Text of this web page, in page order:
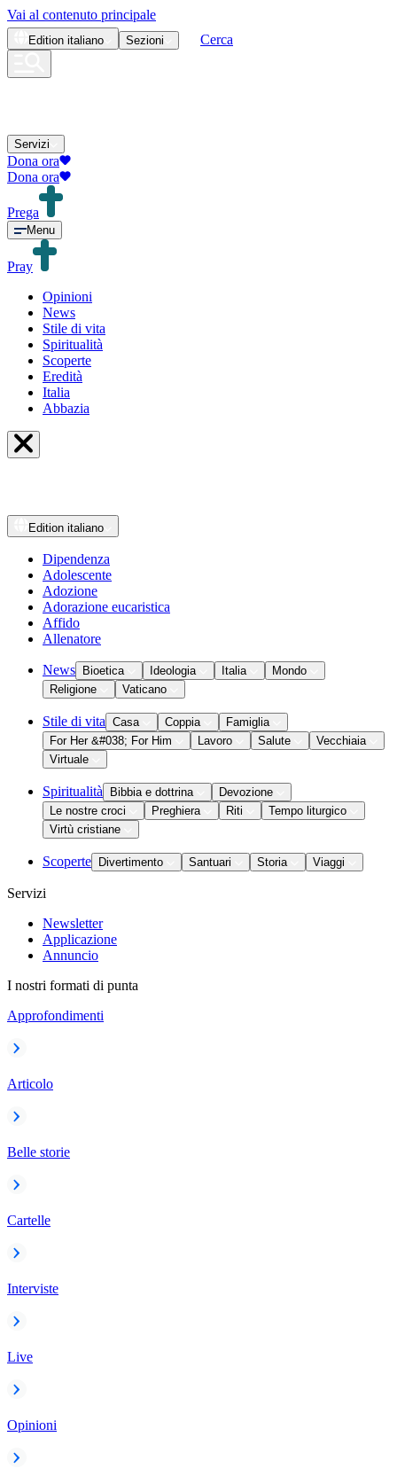
Vai al contenuto principale
Edition italiano Sezioni Cerca
Servizi
Dona ora
Dona ora
Prega
Menu
Pray
Opinioni
News
Stile di vita
Spiritualità
Scoperte
Eredità
Italia
Abbazia
Edition italiano
Dipendenza
Adolescente
Adozione
Adorazione eucaristica
Affido
Allenatore
News Bioetica Ideologia Italia
Mondo
Religione
Vaticano
Stile di vita Casa Coppia
Famiglia
For Her &#038; For Him
Lavoro Salute
Vecchiaia
Virtuale
Spiritualità Bibbia e dottrina
Devozione
Le nostre croci
Preghiera Riti
Tempo liturgico
Virtù cristiane
Scoperte Divertimento Santuari Storia Viaggi
Servizi
Newsletter
Applicazione
Annuncio
I nostri formati di punta
Approfondimenti
Articolo
Belle storie
Cartelle
Interviste
Live
Opinioni